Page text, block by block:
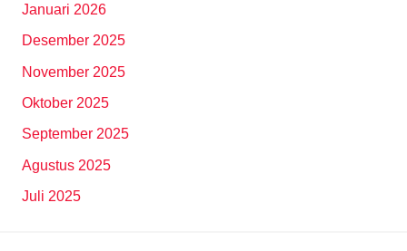
Januari 2026
Desember 2025
November 2025
Oktober 2025
September 2025
Agustus 2025
Juli 2025